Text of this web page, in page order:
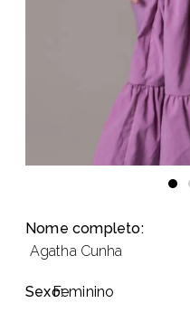
Nome completo:
Agatha Cunha
Sexo:Feminino